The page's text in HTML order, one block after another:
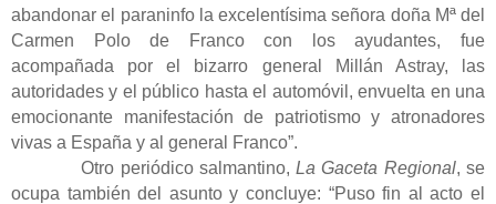
abandonar el paraninfo la excelentísima señora doña Mª del
Carmen Polo de Franco con los ayudantes, fue
acompañada por el bizarro general Millán Astray, las
autoridades y el público hasta el automóvil, envuelta en una
emocionante manifestación de patriotismo y atronadores
vivas a España y al general Franco”.
Otro periódico salmantino,La Gaceta Regional, se
ocupa también del asunto y concluye: “Puso fin al acto el